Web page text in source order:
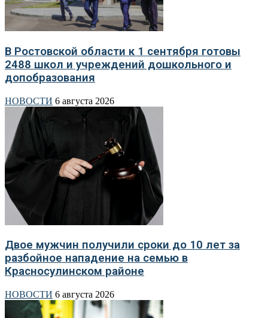
В Ростовской области к 1 сентября готовы
2488 школ и учреждений дошкольного и
допобразования
НОВОСТИ 6 августа 2026
Двое мужчин получили сроки до 10 лет за
разбойное нападение на семью в
Красносулинском районе
НОВОСТИ 6 августа 2026